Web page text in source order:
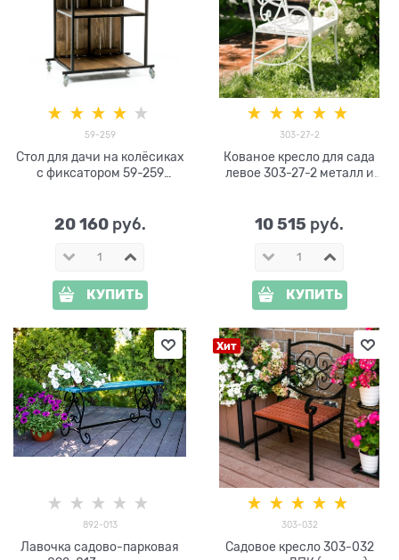
59-259
Стол для дачи на колёсиках
с фиксатором 59-259
20 160 руб.
КУПИТЬ
303-27-2
Кованое кресло для сада
левое 303-27-2 металл и
10 515 руб.
КУПИТЬ
892-013
Лавочка садово-парковая
Хит
303-032
Садовое кресло 303-032